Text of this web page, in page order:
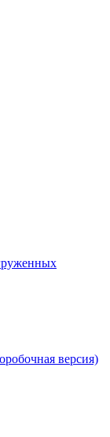
версия)